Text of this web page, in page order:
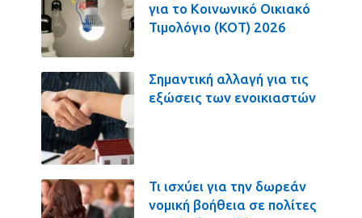
για το Κοινωνικό Οικιακό
Τιμολόγιο (ΚΟΤ) 2026
Σημαντική αλλαγή για τις
εξώσεις των ενοικιαστών
Τι ισχύει για την δωρεάν
νομική βοήθεια σε πολίτες